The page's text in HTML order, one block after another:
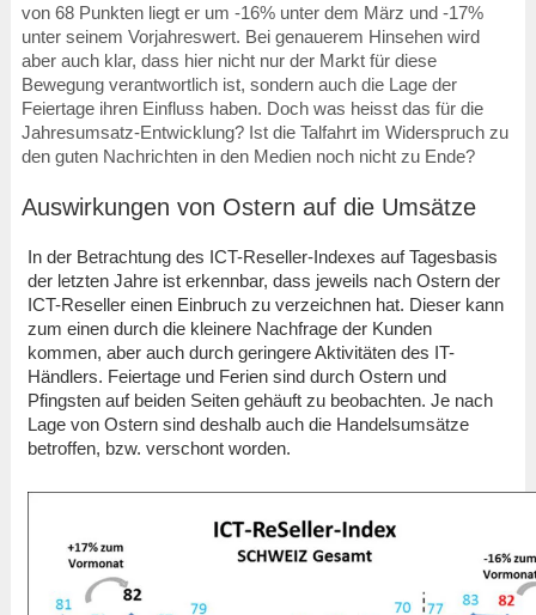
von 68 Punkten liegt er um -16% unter dem März und -17%
unter seinem Vorjahreswert. Bei genauerem Hinsehen wird
aber auch klar, dass hier nicht nur der Markt für diese
Bewegung verantwortlich ist, sondern auch die Lage der
Feiertage ihren Einfluss haben. Doch was heisst das für die
Jahresumsatz-Entwicklung? Ist die Talfahrt im Widerspruch zu
den guten Nachrichten in den Medien noch nicht zu Ende?
Auswirkungen von Ostern auf die Umsätze
In der Betrachtung des ICT-Reseller-Indexes auf Tagesbasis
der letzten Jahre ist erkennbar, dass jeweils nach Ostern der
ICT-Reseller einen Einbruch zu verzeichnen hat. Dieser kann
zum einen durch die kleinere Nachfrage der Kunden
kommen, aber auch durch geringere Aktivitäten des IT-
Händlers. Feiertage und Ferien sind durch Ostern und
Pfingsten auf beiden Seiten gehäuft zu beobachten. Je nach
Lage von Ostern sind deshalb auch die Handelsumsätze
betroffen, bzw. verschont worden.